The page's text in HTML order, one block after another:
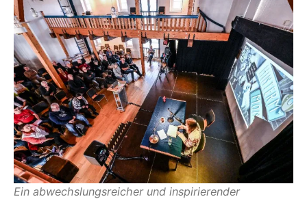
Ein abwechslungsreicher und inspirierender